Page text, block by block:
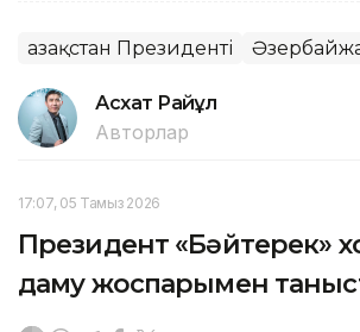
Қазақстан Президенті
Асхат Райқұл
Авторлар
17:07, 05 Тамыз 2026
Президент «Бәйтерек»
даму жоспарымен